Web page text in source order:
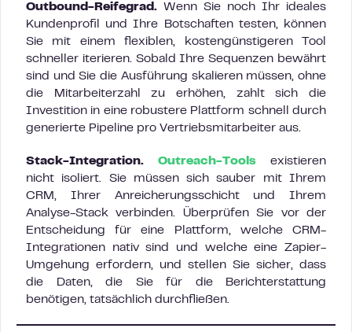
Outbound-Reifegrad. Wenn Sie noch Ihr ideales
Kundenprofil und Ihre Botschaften testen, können
Sie mit einem flexiblen, kostengünstigeren Tool
schneller iterieren. Sobald Ihre Sequenzen bewährt
sind und Sie die Ausführung skalieren müssen, ohne
die Mitarbeiterzahl zu erhöhen, zahlt sich die
Investition in eine robustere Plattform schnell durch
generierte Pipeline pro Vertriebsmitarbeiter aus.
Stack-Integration. Outreach-Tools existieren
nicht isoliert. Sie müssen sich sauber mit Ihrem
CRM, Ihrer Anreicherungsschicht und Ihrem
Analyse-Stack verbinden. Überprüfen Sie vor der
Entscheidung für eine Plattform, welche CRM-
Integrationen nativ sind und welche eine Zapier-
Umgehung erfordern, und stellen Sie sicher, dass
die Daten, die Sie für die Berichterstattung
benötigen, tatsächlich durchfließen.